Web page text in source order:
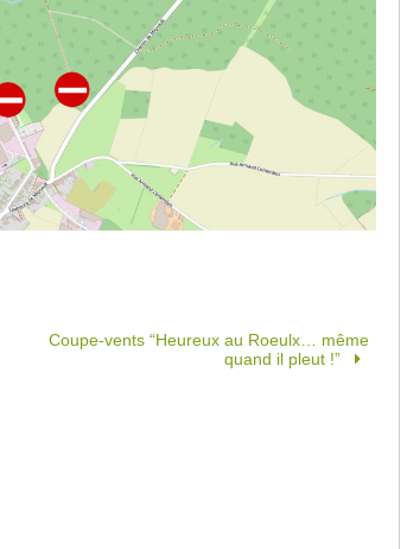
Coupe-vents “Heureux au Roeulx… même
quand il pleut !”